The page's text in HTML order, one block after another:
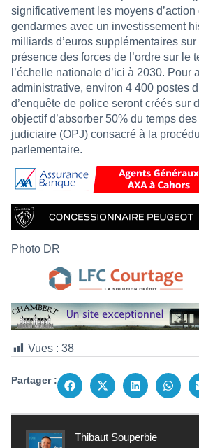
significativement les moyens
gendarmes avec un investissement
milliards d’euros supplémentaires
présence des forces de l’ordre sur le
l’échelle nationale d’ici à 2030. Pour
administrative, environ 4 400 postes
d’enquête de police seront créés sur
objectif d’absorber 50% du temps
judiciaire (OPJ) consacré à la
parlementaire.
Photo DR
Vues : 38
Partager :
Thibaut Souperbie